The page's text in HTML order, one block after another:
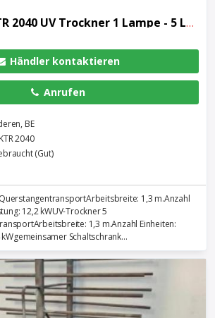
HACKEMACK KTR 2040 UV Trockner 1 Lampe - 5 Lampen
Händler kontaktieren
Anrufen
BE
2040
(Gut)
1,3 m.Anzahl
12,2 kWUV-Trockner 5
1,3 m.Anzahl Einheiten:
Schaltschrank...